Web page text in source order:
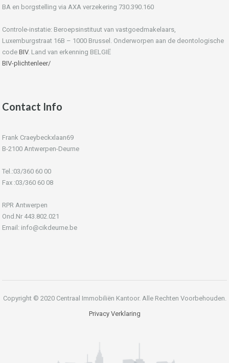
BA en borgstelling via AXA verzekering 730.390.160
Controle-instatie: Beroepsinstituut van vastgoedmakelaars,
Luxemburgstraat 16B – 1000 Brussel. Onderworpen aan de deontologische
code BIV. Land van erkenning BELGIË
BIV-plichtenleer/
Contact Info
Frank Craeybeckxlaan69
B-2100 Antwerpen-Deurne
Tel.:03/360 60 00
Fax :03/360 60 08
RPR Antwerpen
Ond.Nr 443.802.021
Email: info@cikdeurne.be
Copyright © 2020 Centraal Immobiliën Kantoor. Alle Rechten Voorbehouden.
Privacy Verklaring